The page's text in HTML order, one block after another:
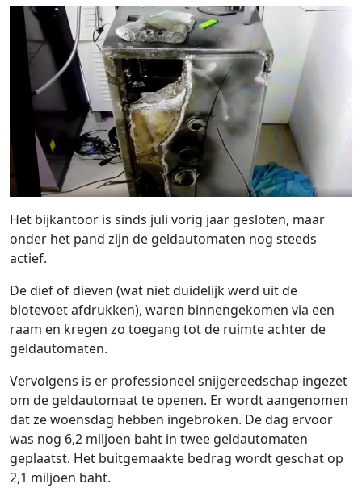
Het bijkantoor is sinds juli vorig jaar gesloten, maar
onder het pand zijn de geldautomaten nog steeds
actief.
De dief of dieven (wat niet duidelijk werd uit de
blotevoet afdrukken), waren binnengekomen via een
raam en kregen zo toegang tot de ruimte achter de
geldautomaten.
Vervolgens is er professioneel snijgereedschap ingezet
om de geldautomaat te openen. Er wordt aangenomen
dat ze woensdag hebben ingebroken. De dag ervoor
was nog 6,2 miljoen baht in twee geldautomaten
geplaatst. Het buitgemaakte bedrag wordt geschat op
2,1 miljoen baht.